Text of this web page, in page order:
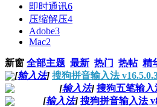
即时通讯6
压缩解压4
Adobe3
Mac2
新窗 全部主题 最新 热门 热帖 精
[输入法] 搜狗拼音输入法
[输入法] 搜狗五笔输入
[输入法] 搜狗拼音输入法